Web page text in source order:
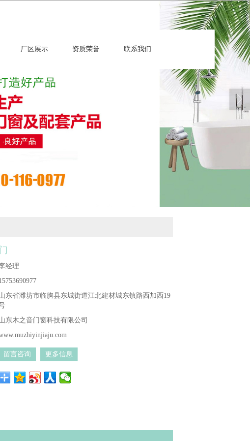
厂区展示 资质荣誉 联系我们
经理
东省潍坊市临朐县东城街道江北建材城东镇路西加西19
东木之音门窗科技有限公司
留言咨询 更多信息